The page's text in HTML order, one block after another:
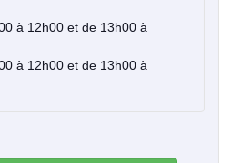
à 12h00 et de 13h00 à
à 12h00 et de 13h00 à